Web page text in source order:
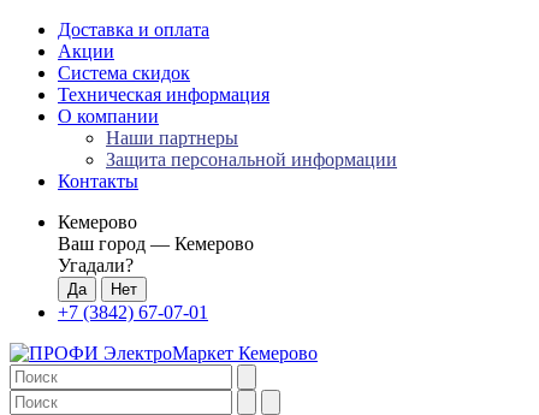
Доставка и оплата
Акции
Система скидок
Техническая информация
О компании
Наши партнеры
Защита персональной информации
Контакты
Кемерово
Ваш город — Кемерово
Угадали?
+7 (3842) 67-07-01